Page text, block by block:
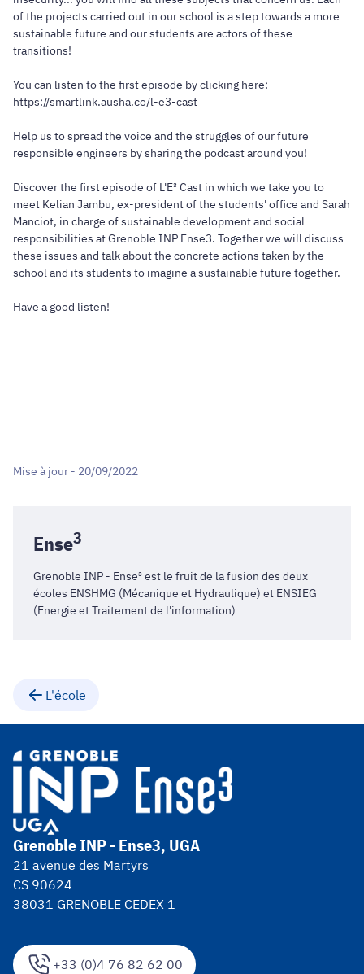
of the projects carried out in our school is a step towards a more
sustainable future and our students are actors of these
transitions!
You can listen to the first episode by clicking here:
https://smartlink.ausha.co/l-e3-cast
Help us to spread the voice and the struggles of our future
responsible engineers by sharing the podcast around you!
Discover the first episode of L'E³ Cast in which we take you to
meet Kelian Jambu, ex-president of the students' office and Sarah
Manciot, in charge of sustainable development and social
responsibilities at Grenoble INP Ense3. Together we will discuss
these issues and talk about the concrete actions taken by the
school and its students to imagine a sustainable future together.
Have a good listen!
Mise à jour - 20/09/2022
Ense3
Grenoble INP - Ense³ est le fruit de la fusion des deux
écoles ENSHMG (Mécanique et Hydraulique) et ENSIEG
(Energie et Traitement de l'information)
L'école
+33 (0)4 76 82 62 00
Grenoble INP - Ense3, UGA
21 avenue des Martyrs
CS 90624
38031 GRENOBLE CEDEX 1